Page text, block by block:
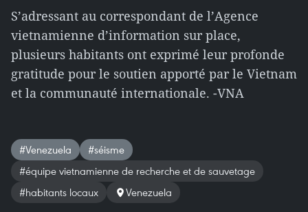
S’adressant au correspondant de l’Agence
vietnamienne d’information sur place,
plusieurs habitants ont exprimé leur profonde
gratitude pour le soutien apporté par le Vietnam
et la communauté internationale. -VNA
#Venezuela
#séisme
#équipe vietnamienne de recherche et de sauvetage
#habitants locaux
Venezuela